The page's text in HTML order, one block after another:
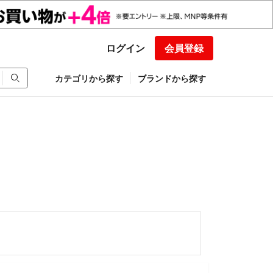
ログイン 会員登録
カテゴリから探す ブランドから探す